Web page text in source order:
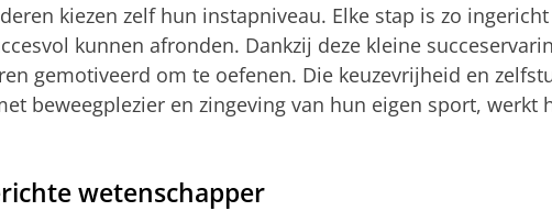
kiezen zelf hun instapniveau. Elke stap is zo
kunnen afronden. Dankzij deze kleine
gemotiveerd om te oefenen. Die keuzevrijheid en
beweegplezier en zingeving van hun eigen sport, werkt
wetenschapper